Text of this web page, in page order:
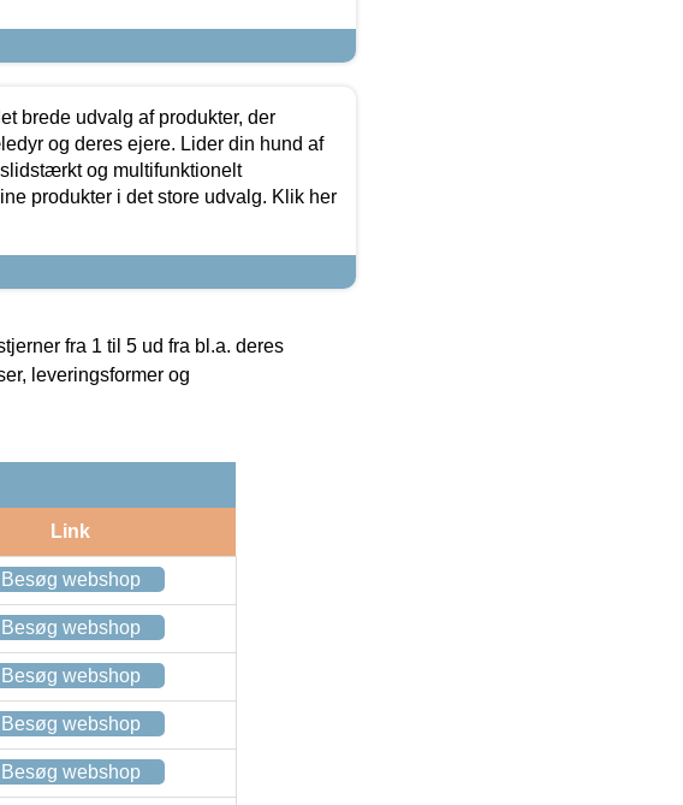
brede udvalg af produkter, der
og deres ejere. Lider din hund af
og multifunktionelt
produkter i det store udvalg. Klik her
fra 1 til 5 ud fra bl.a. deres
leveringsformer og
Link
Besøg webshop
Besøg webshop
Besøg webshop
Besøg webshop
Besøg webshop